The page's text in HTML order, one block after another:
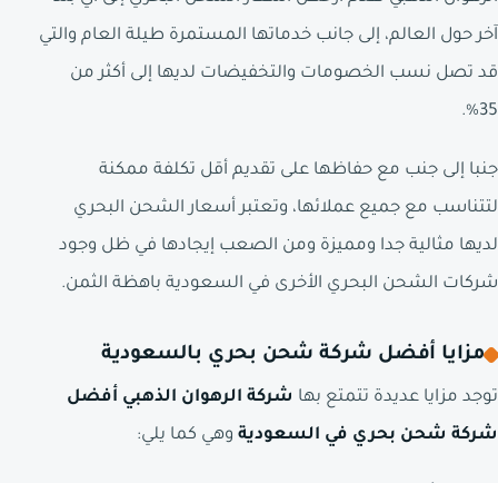
آخر حول العالم، إلى جانب خدماتها المستمرة طيلة العام والتي
قد تصل نسب الخصومات والتخفيضات لديها إلى أكثر من
35%.
جنبا إلى جنب مع حفاظها على تقديم أقل تكلفة ممكنة
لتتناسب مع جميع عملائها، وتعتبر أسعار الشحن البحري
لديها مثالية جدا ومميزة ومن الصعب إيجادها في ظل وجود
شركات الشحن البحري الأخرى في السعودية باهظة الثمن.
مزايا أفضل شركة شحن بحري بالسعودية
توجد مزايا عديدة تتمتع بها شركة الرهوان الذهبي أفضل
شركة شحن بحري في السعودية وهي كما يلي: